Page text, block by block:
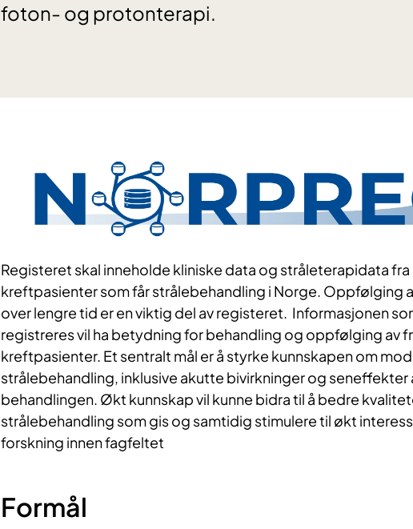
foton- og protonterapi.
Registeret skal inneholde kliniske data og stråleterapidata fra
kreftpasienter som får strålebehandling i Norge. Oppfølging
over lengre tid er en viktig del av registeret. Informasjonen
registreres vil ha betydning for behandling og oppfølging av
kreftpasienter. Et sentralt mål er å styrke kunnskapen om
strålebehandling, inklusive akutte bivirkninger og seneffekter
behandlingen. Økt kunnskap vil kunne bidra til å bedre
strålebehandling som gis og samtidig stimulere til økt
forskning innen fagfeltet
Formål